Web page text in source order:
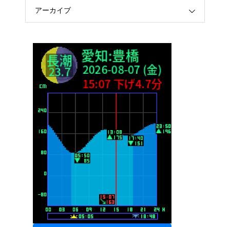
アーカイブ